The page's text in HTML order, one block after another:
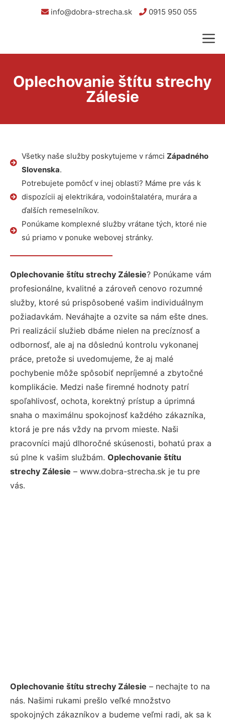
info@dobra-strecha.sk 0915 950 055
Oplechovanie štítu strechy
Zálesie
Všetky naše služby poskytujeme v rámci Západného
Slovenska.
Potrebujete pomôcť v inej oblasti? Máme pre vás k
dispozícii aj elektrikára, vodoinštalatéra, murára a
ďalších remeselníkov.
Ponúkame komplexné služby vrátane tých, ktoré nie
sú priamo v ponuke webovej stránky.
Oplechovanie štítu strechy Zálesie? Ponúkame vám
profesionálne, kvalitné a zároveň cenovo rozumné
služby, ktoré sú prispôsobené vašim individuálnym
požiadavkám. Neváhajte a ozvite sa nám ešte dnes.
Pri realizácií služieb dbáme nielen na precíznosť a
odbornosť, ale aj na dôslednú kontrolu vykonanej
práce, pretože si uvedomujeme, že aj malé
pochybenie môže spôsobiť nepríjemné a zbytočné
komplikácie. Medzi naše firemné hodnoty patrí
spoľahlivosť, ochota, korektný prístup a úprimná
snaha o maximálnu spokojnosť každého zákazníka,
ktorá je pre nás vždy na prvom mieste. Naši
pracovníci majú dlhoročné skúsenosti, bohatú prax a
sú plne k vašim službám. Oplechovanie štítu
strechy Zálesie – www.dobra-strecha.sk je tu pre
vás.
Oplechovanie štítu strechy Zálesie – nechajte to na
nás. Našimi rukami prešlo veľké množstvo
spokojných zákazníkov a budeme veľmi radi, ak sa k